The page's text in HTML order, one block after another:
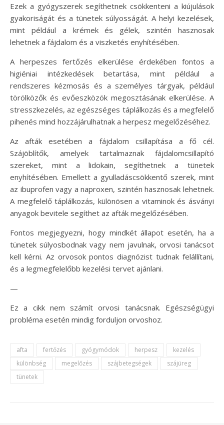
Ezek a gyógyszerek segíthetnek csökkenteni a kiújulások
gyakoriságát és a tünetek súlyosságát. A helyi kezelések,
mint például a krémek és gélek, szintén hasznosak
lehetnek a fájdalom és a viszketés enyhítésében.
A herpeszes fertőzés elkerülése érdekében fontos a
higiéniai intézkedések betartása, mint például a
rendszeres kézmosás és a személyes tárgyak, például
törölközők és evőeszközök megosztásának elkerülése. A
stresszkezelés, az egészséges táplálkozás és a megfelelő
pihenés mind hozzájárulhatnak a herpesz megelőzéséhez.
Az afták esetében a fájdalom csillapítása a fő cél.
Szájöblítők, amelyek tartalmaznak fájdalomcsillapító
szereket, mint a lidokain, segíthetnek a tünetek
enyhítésében. Emellett a gyulladáscsökkentő szerek, mint
az ibuprofen vagy a naproxen, szintén hasznosak lehetnek.
A megfelelő táplálkozás, különösen a vitaminok és ásványi
anyagok bevitele segíthet az afták megelőzésében.
Fontos megjegyezni, hogy mindkét állapot esetén, ha a
tünetek súlyosbodnak vagy nem javulnak, orvosi tanácsot
kell kérni. Az orvosok pontos diagnózist tudnak felállítani,
és a legmegfelelőbb kezelési tervet ajánlani.
—
Ez a cikk nem számít orvosi tanácsnak. Egészségügyi
probléma esetén mindig forduljon orvoshoz.
afta fertőzés gyógymódok herpesz
kezelés
különbség
megelőzés szájbetegségek
szájüreg
tünetek